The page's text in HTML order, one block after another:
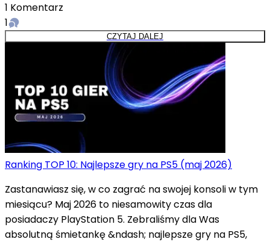
1 Komentarz
1
CZYTAJ DALEJ
Ranking TOP 10: Najlepsze gry na PS5 (maj 2026)
Zastanawiasz się, w co zagrać na swojej konsoli w tym
miesiącu? Maj 2026 to niesamowity czas dla
posiadaczy PlayStation 5. Zebraliśmy dla Was
absolutną śmietankę &ndash; najlepsze gry na PS5,